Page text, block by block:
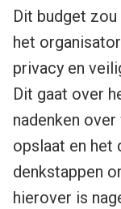
Dit budget
het
privacy en
Dit gaat over
nadenken
opslaat en het
denkstappen
hierover is